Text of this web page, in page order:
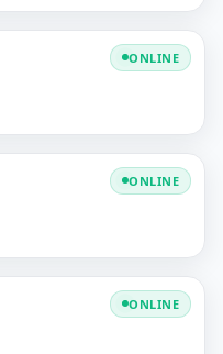
ONLINE
ONLINE
ONLINE